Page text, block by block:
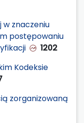
znaczeniu
postępowaniu
1202
Kodeksie
zorganizowaną